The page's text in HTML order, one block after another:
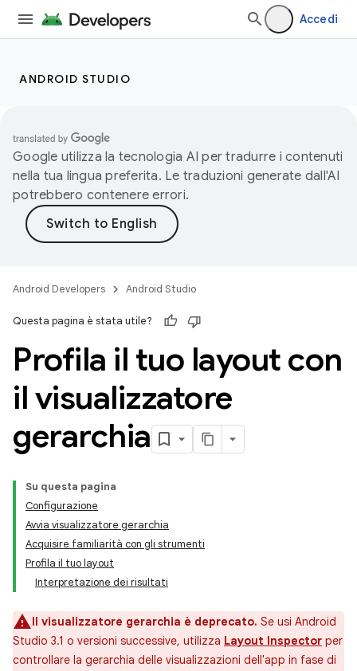
Accedi
ANDROID STUDIO
Google utilizza la tecnologia AI per tradurre i contenuti
nella tua lingua preferita. Le traduzioni generate dall'AI
potrebbero contenere errori.
Android Developers Android Studio
Questa pagina è stata utile?
Profila il tuo layout con
il visualizzatore
gerarchia
Su questa pagina
Configurazione
Avvia visualizzatore gerarchia
Acquisire familiarità con gli strumenti
Profila il tuo layout
Interpretazione dei risultati
Il visualizzatore gerarchia è deprecato. Se usi Android
Studio 3.1 o versioni successive, utilizza Layout Inspector per
controllare la gerarchia delle visualizzazioni dell'app in fase di